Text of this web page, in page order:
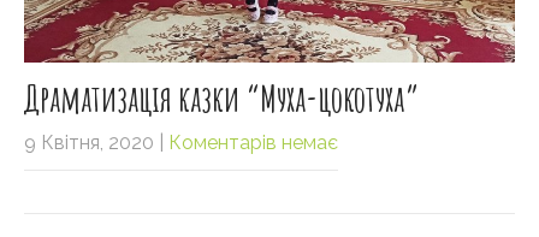
Драматизація казки “Муха-цокотуха”
9 Квітня, 2020 Коментарів немає